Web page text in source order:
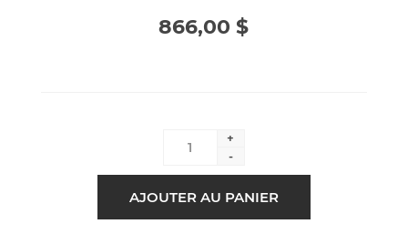
866,00 $
+
-